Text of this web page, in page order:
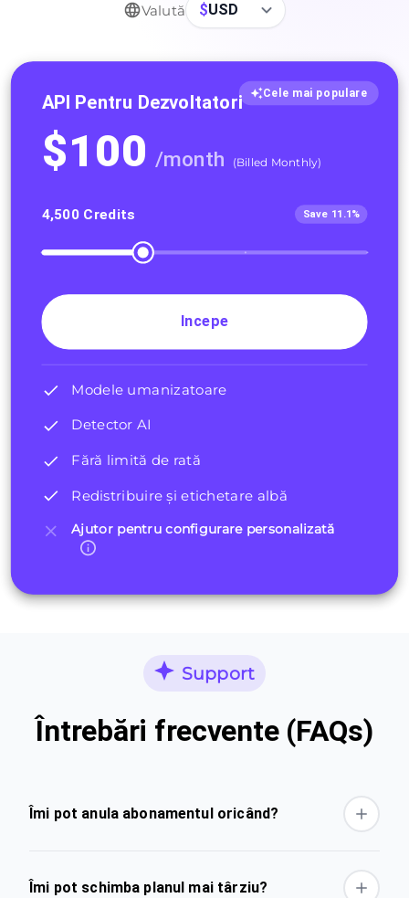
Valută $USD
Cele mai populare
API Pentru Dezvoltatori
$100 /month (Billed Monthly)
4,500 Credits Save 11.1%
Incepe
Modele umanizatoare
Detector AI
Fără limită de rată
Redistribuire și etichetare albă
Ajutor pentru configurare personalizată
Support
Întrebări frecvente (FAQs)
Îmi pot anula abonamentul oricând?
Îmi pot schimba planul mai târziu?